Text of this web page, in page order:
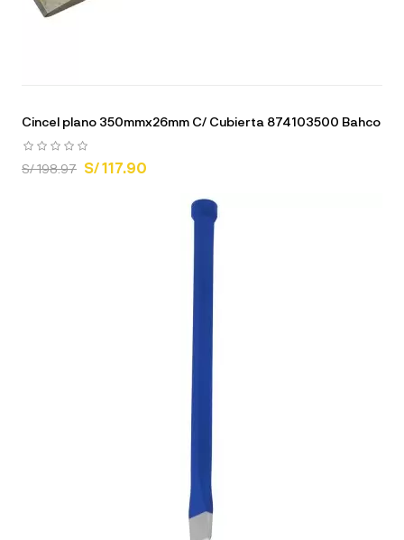
Cincel plano 350mmx26mm C/ Cubierta 874103500 Bahco
S/ 198.97 S/ 117.90